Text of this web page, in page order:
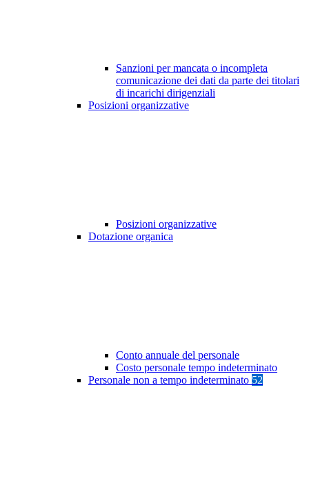
Sanzioni per mancata o incompleta
comunicazione dei dati da parte dei titolari
di incarichi dirigenziali
Posizioni organizzative
Posizioni organizzative
Dotazione organica
Conto annuale del personale
Costo personale tempo indeterminato
Personale non a tempo indeterminato 52